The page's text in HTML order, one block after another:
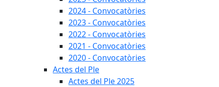
2024 - Convocatòries
2023 - Convocatòries
2022 - Convocatòries
2021 - Convocatòries
2020 - Convocatòries
Actes del Ple
Actes del Ple 2025